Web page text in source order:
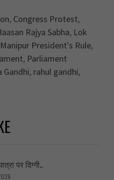
, Congress Protest,
Rajya Sabha, Lok
Manipur President's Rule,
, Parliament
Gandhi, rahul gandhi,
पर दिग्गी..